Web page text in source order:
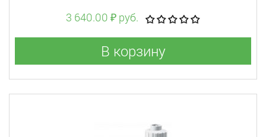
3 640.00 ₽ руб.
В корзину